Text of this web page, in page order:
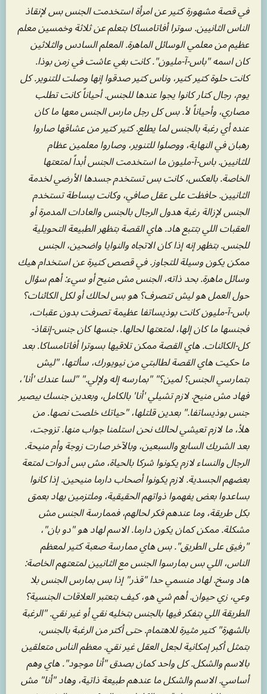
في قصة مشهورة كتير عن امرأة استخدمت الجنس بس لإنقاذ
الناس الثانيين. سوترا أفاتامساكا بتعلم عن ثلاثة وخمسين معلم
عظيم من معلمي الوسائل الماهرة. المعلم السادس والثلاثين
كان اسمه "باس-آ-مليون". كانت بغي عاشت في زمن بوذا.
كانت حلوة كتير كتير، وناس كتير صدقوا إنها وصلت للتنوير. كل
يوم، رجال كتار كانوا يجوا عندها للجنس. أحياناً كانت تطلب
مصاري، وأحياناً لأ. بس كل رجل مارس الجنس معها ما كان
عنده أي رغبة بالجنس لما يطلع. كتير كتير من عشاقها صاروا
رهبان في النهاية، ووصلوا للتنوير، وصاروا معلمين عظام
للثانيين. باس-آ-مليون ما استخدمت الجنس أبداً لمتعتها
الخاصة. بالعكس، كانت بس تستخدم جسدها الأرضي لخدمة
الثانيين. حافظت على عقل صافي، وكانت ببساطة تستخدم
الجنس لإزالة رغبة هدول الرجال بالجنس والعادات المدمرة أو
العقبات اللي بتتبع هاد. هاي القصة بتظهر الطبيعة التحويلية
للجنس. بتظهر إنه إذا كان الاتجاه والنوايا واضحين، الجنس
ممكن يكون وسيلة للتجاوز. في قصص كتيرة عن استخدام هيك
وسائل ماهرة. بحد ذاته، الجنس مش منيح أو سيء: أهم سؤال
حول العمل هو ليش تتصرف؟ هو بس لحالك أو لكل الكائنات؟
باس-آ-مليون كانت بوذيساتفا عظيمة تصرفت بدون عقبات،
فجنسها ما كان إلها، لمتعتها لحالها. جنسها كان جنس-إنقاذ-
كل-الكائنات. هاي القصة ممكن تلاقيها بسوترا أفاتامساكا. بعد
ما حكيت هاي القصة لطالبتي من نيويورك، سألتها، "ليش
بتمارسي الجنس؟ لمين؟" "بمارسه إله ولإلي." "لسا عندك 'أنا'،
فهاد مش منيح. لازم تشيلي 'أنا' بالكامل، وبعدين جنسك بيصير
جنس بوذيساتفا." بعدين قلتلها، "حياتك خلصت نصها. من
هلأ، ما لازم تعيشي لحالك نحن استلمنا جواب منها. تزوجت،
بعد الشريك السابع والسبعين، وبالآخر صارت زوجة وأم منيحة.
الرجال والنساء لازم يكونوا شركا بالحياة، مش بس أدوات لمتعة
بعضهم الجسدية. لازم يكونوا أصحاب دارما منيحين. إذا كانوا
بساعدوا بعض يفهموا ذواتهم الحقيقية، وملتزمين بهاد بعمق
بكل طريقة، وما عندهم فكر لحالهم، فممارسة الجنس مش
مشكلة. ممكن كمان يكون دارما. الاسم لهاد هو "دو بان"،
"رفيق على الطريق". بس هاي ممارسة صعبة كتير لمعظم
الناس، اللي بس بمارسوا الجنس مع الثانيين لمتعتهم الخاصة:
هاد وسخ. لهاد منسمي حدا "قذر" إذا بس بمارس الجنس بلا
وعي، زي حيوان. أهم شي هو، كيف بتعتبر العلاقات الجنسية؟
الطريقة اللي بتفكر فيها بالجنس بتخليه نقي أو غير نقي. "الرغبة
بالشهرة" كتير مثيرة للاهتمام. حتى أكتر من الرغبة بالجنس،
بتمثل أكبر إمكانية لجعل العقل غير نقي. معظم الناس متعلقين
بالاسم والشكل. كل واحد كمان بصدق "أنا موجود". هاي وهم
أساسي. الاسم والشكل ما عندهم طبيعة ذاتية، وهاد "أنا" مش